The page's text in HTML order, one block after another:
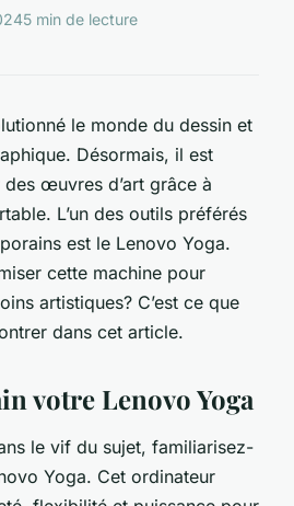
5 min de lecture
le monde du dessin et
Désormais, il est
œuvres d’art grâce à
L’un des outils préférés
est le Lenovo Yoga.
cette machine pour
artistiques? C’est ce que
dans cet article.
votre Lenovo Yoga
le vif du sujet, familiarisez-
Yoga. Cet ordinateur